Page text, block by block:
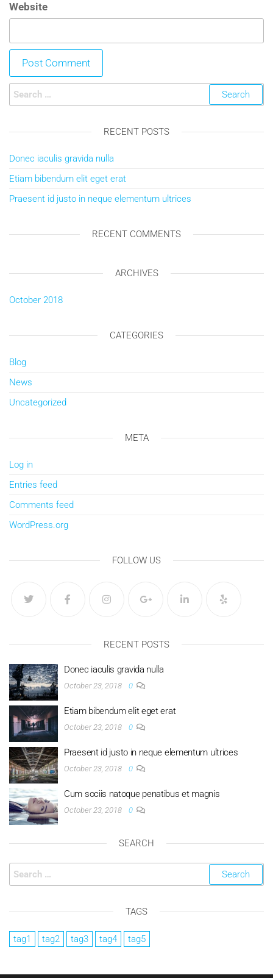
Website
RECENT POSTS
Donec iaculis gravida nulla
Etiam bibendum elit eget erat
Praesent id justo in neque elementum ultrices
RECENT COMMENTS
ARCHIVES
October 2018
CATEGORIES
Blog
News
Uncategorized
META
Log in
Entries feed
Comments feed
WordPress.org
FOLLOW US
RECENT POSTS
Donec iaculis gravida nulla
October 23, 2018 0
Etiam bibendum elit eget erat
October 23, 2018 0
Praesent id justo in neque elementum ultrices
October 23, 2018 0
Cum sociis natoque penatibus et magnis
October 23, 2018 0
SEARCH
TAGS
tag1 tag2 tag3 tag4 tag5